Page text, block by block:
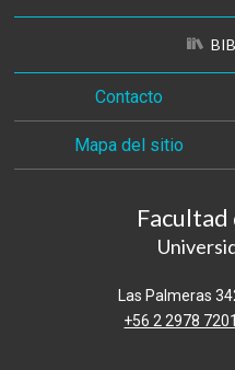
Contacto
Mapa del sitio
Facultad
Las Palmeras
+56 2 2978 7201